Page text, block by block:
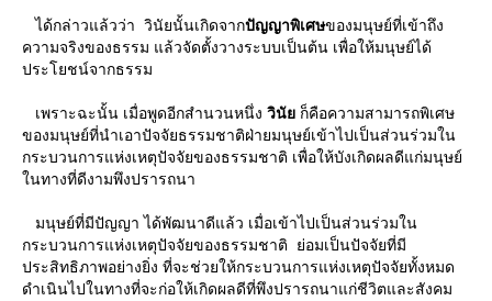
ได้กล่าวแล้วว่า วินัยนั้นเกิดจากปัญญาพิเศษของมนุษย์ที่เข้าถึง
ความจริงของธรรม แล้วจัดตั้งวางระบบเป็นต้น เพื่อให้มนุษย์ได้
ประโยชน์จากธรรม
เพราะฉะนั้น เมื่อพูดอีกสำนวนหนึ่ง วินั ก็คือความสามารถพิเศษ
ของมนุษย์ที่นำเอาปัจจัยธรรมชาติฝ่ายมนุษย์เข้าไปเป็นส่วนร่วมใน
กระบวนการแห่งเหตุปัจจัยของธรรมชาติ เพื่อให้บังเกิดผลดีแก่มนุษย์
นทางที่ดีงามพึงปรารถนา
มนุษย์ที่มีปัญญา ได้พัฒนาดีแล้ว เมื่อเข้าไปเป็นส่วนร่วมใน
กระบวนการแห่งเหตุปัจจัยของธรรมชาติ ย่อมเป็นปัจจัยที่มี
ประสิทธิภาพอย่างยิ่ง ที่จะช่วยให้กระบวนการแห่งเหตุปัจจัยทั้งหมด
ดำเนินไปในทางที่จะก่อให้เกิดผลดีที่พึงปรารถนาแก่ชีวิตและสังคม